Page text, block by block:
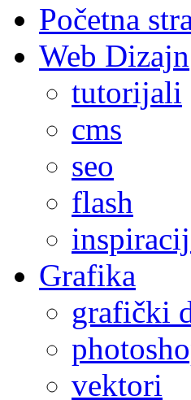
Početna
Web Dizajn
tutorijali
cms
seo
flash
Grafika
grafički
vektori